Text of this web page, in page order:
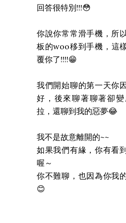
回答很特別!!!😳
你說你常常滑手機，所
板的woo移到手機，這
覆你了!!!!😁
我們開始聊的第一天你
好，後來聊著聊著卻
拉，還聊到我的惡夢😂
我不是故意離開的~~
如果我們有緣，你有看
喔～
你不難聊，也因為你我
😊